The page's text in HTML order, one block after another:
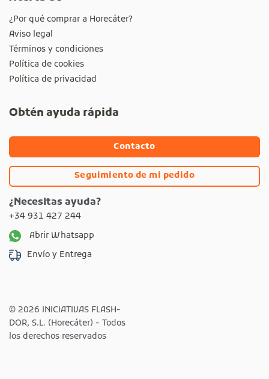
¿Por qué comprar a Horecáter?
Aviso legal
Términos y condiciones
Política de cookies
Política de privacidad
Obtén ayuda rápida
Contacto
Seguimiento de mi pedido
¿Necesitas ayuda?
+34 931 427 244
Abrir Whatsapp
Envío y Entrega
© 2026 INICIATIVAS FLASH-
DOR, S.L. (Horecáter) - Todos
los derechos reservados